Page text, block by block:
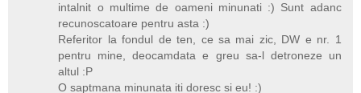
intalnit o multime de oameni minunati :) Sunt adanc
recunoscatoare pentru asta :)
Referitor la fondul de ten, ce sa mai zic, DW e nr. 1
pentru mine, deocamdata e greu sa-l detroneze un
altul :P
O saptmana minunata iti doresc si eu! :)